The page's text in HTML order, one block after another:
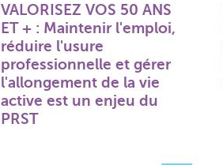
VALORISEZ VOS 50 ANS
ET + : Maintenir l'emploi,
réduire l'usure
professionnelle et gérer
l'allongement de la vie
active est un enjeu du
PRST